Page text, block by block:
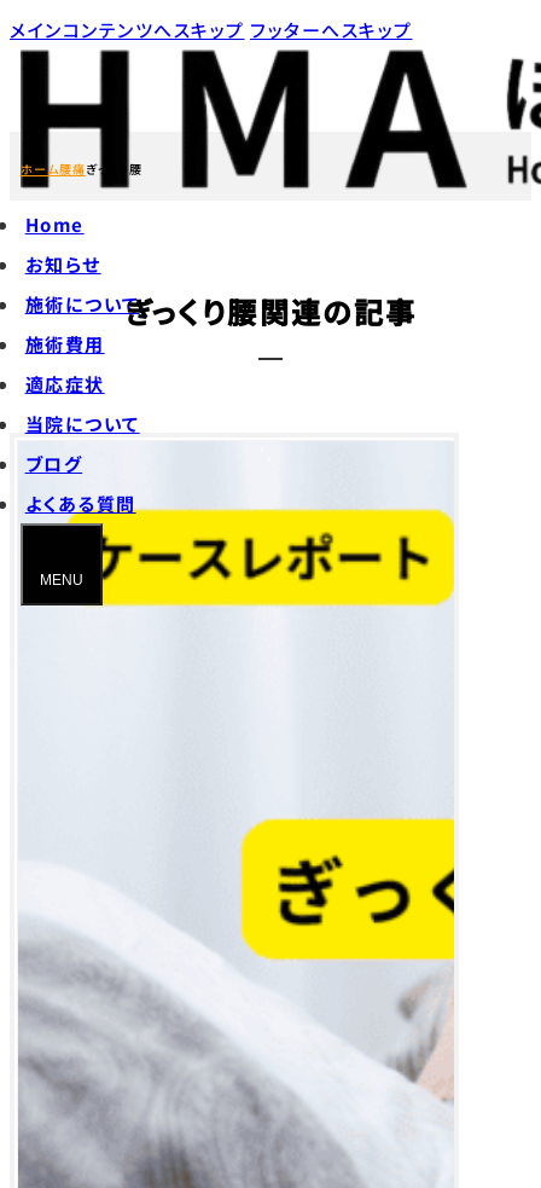
メインコンテンツへスキップ フッターへスキップ
Home
お知らせ
施術について
施術費用
適応症状
当院について
ブログ
よくある質問
ホーム腰痛ぎっくり腰
ぎっくり腰関連の記事